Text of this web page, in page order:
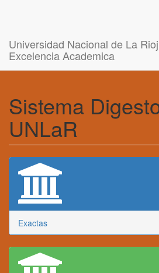
Universidad Nacional de La
Excelencia Academica
Sistema
UNLaR
Exactas